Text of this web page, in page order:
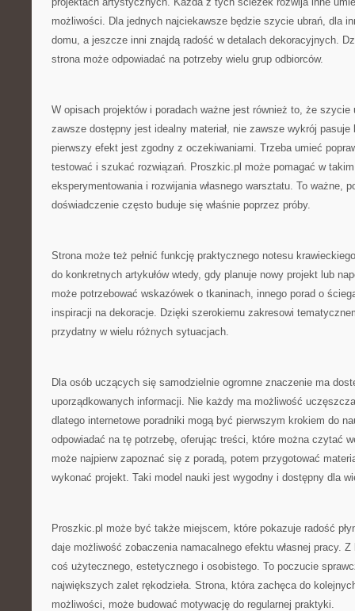
możliwości. Dla jednych najciekawsze będzie szycie ubrań, dla
domu, a jeszcze inni znajdą radość w detalach dekoracyjnych.
strona może odpowiadać na potrzeby wielu grup odbiorców.
W opisach projektów i poradach ważne jest również to, że
zawsze dostępny jest idealny materiał, nie zawsze wykrój
pierwszy efekt jest zgodny z oczekiwaniami. Trzeba umieć
testować i szukać rozwiązań. Proszkic.pl może pomagać w
eksperymentowania i rozwijania własnego warsztatu. To ważne,
doświadczenie często buduje się właśnie poprzez próby.
Strona może też pełnić funkcję praktycznego notesu
do konkretnych artykułów wtedy, gdy planuje nowy projekt lub
może potrzebować wskazówek o tkaninach, innego porad o
inspiracji na dekoracje. Dzięki szerokiemu zakresowi
przydatny w wielu różnych sytuacjach.
Dla osób uczących się samodzielnie ogromne znaczenie ma
uporządkowanych informacji. Nie każdy ma możliwość
dlatego internetowe poradniki mogą być pierwszym krokiem do
odpowiadać na tę potrzebę, oferując treści, które można czytać
może najpierw zapoznać się z poradą, potem przygotować
wykonać projekt. Taki model nauki jest wygodny i dostępny dla
Proszkic.pl może być także miejscem, które pokazuje radość
daje możliwość zobaczenia namacalnego efektu własnej pracy. Z
coś użytecznego, estetycznego i osobistego. To poczucie
największych zalet rękodzieła. Strona, która zachęca do
możliwości, może budować motywację do regularnej praktyki.